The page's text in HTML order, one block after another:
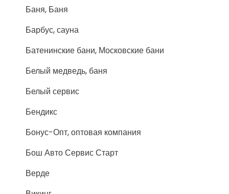
Баня, Баня
Барбус, сауна
Батенинские бани, Московские бани
Белый медведь, баня
Белый сервис
Бендикс
Бонус-Опт, оптовая компания
Бош Авто Сервис Старт
Верде